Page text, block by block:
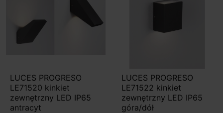
LUCES PROGRESO
LE71520 kinkiet
zewnętrzny LED IP65
antracyt
LUCES PROGRESO
LE71522 kinkiet
zewnętrzny LED IP65
góra/dół